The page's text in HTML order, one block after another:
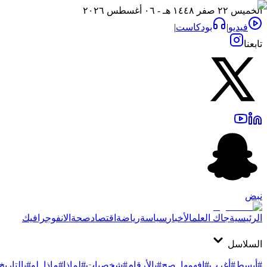
الخميس ٢٢ صفر ١٤٤٨ هـ - ٠٦ أغسطس ٢٠٢٦
فيديو| بودكاست|
تابعنا
نبض
الرئيسيةجاك العلمالأخبار سياسةرياضةاقتصادصحةالانفوجرافيك
السلاسل
#أبسط #أغرب#افهمها_صح#بالأرقام#شخصيات#لماذا #ماذا_لو#بالتاريخ